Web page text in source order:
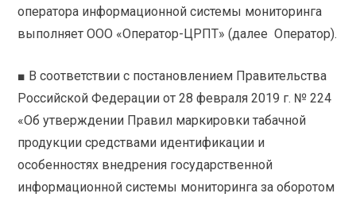
оператора информационной системы мониторинга
выполняет ООО «Оператор-ЦРПТ» (далее Оператор).
■ В соответствии с постановлением Правительства
Российской Федерации от 28 февраля 2019 г. № 224
«Об утверждении Правил маркировки табачной
продукции средствами идентификации и
особенностях внедрения государственной
информационной системы мониторинга за оборотом